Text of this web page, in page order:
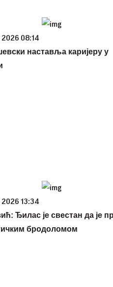
2026 08:14
наставља каријеру у
2026 13:34
Ђилас је свестан да је
бродоломом